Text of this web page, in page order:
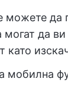
можете да
могат да
като
мобилна